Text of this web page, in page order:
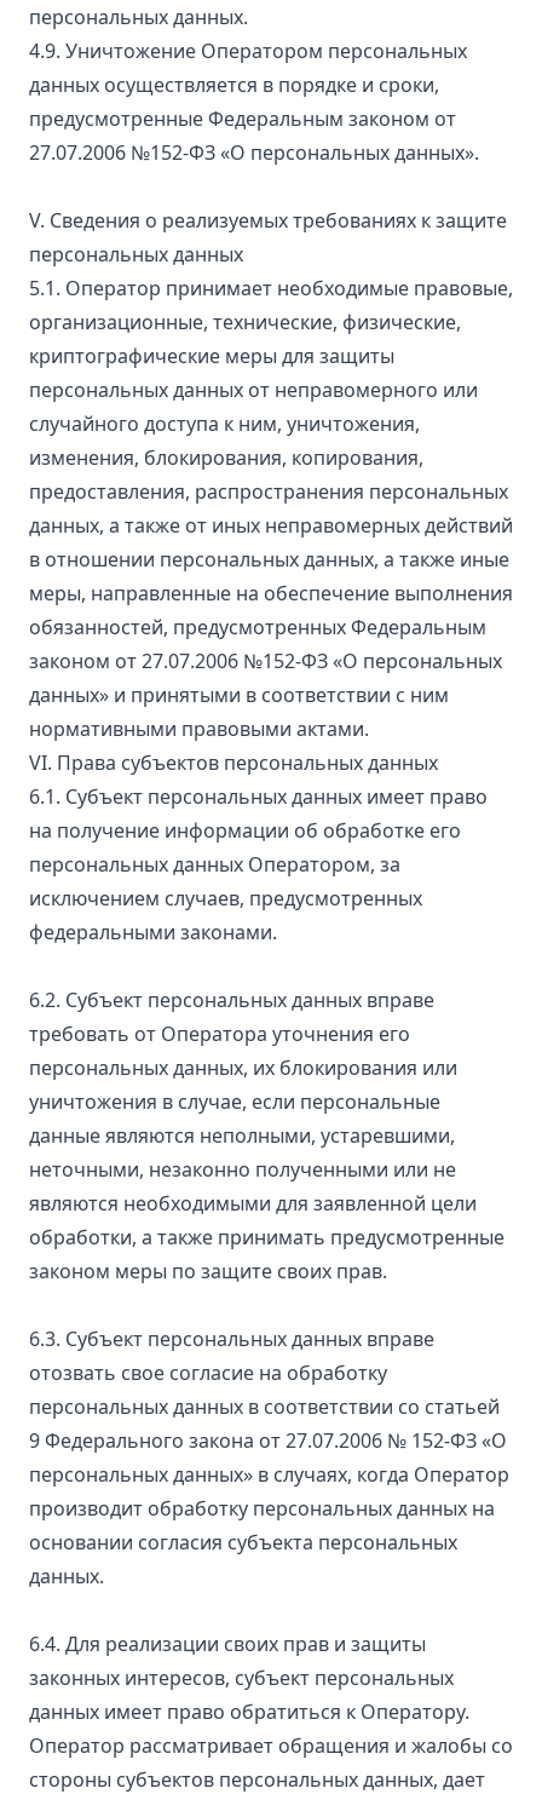
персональных данных.
4.9. Уничтожение Оператором персональных
данных осуществляется в порядке и сроки,
предусмотренные Федеральным законом от
27.07.2006 №152-ФЗ «О персональных данных».
V. Сведения о реализуемых требованиях к защите
персональных данных
5.1. Оператор принимает необходимые правовые,
организационные, технические, физические,
криптографические меры для защиты
персональных данных от неправомерного или
случайного доступа к ним, уничтожения,
изменения, блокирования, копирования,
предоставления, распространения персональных
данных, а также от иных неправомерных действий
в отношении персональных данных, а также иные
меры, направленные на обеспечение выполнения
обязанностей, предусмотренных Федеральным
законом от 27.07.2006 №152-ФЗ «О персональных
данных» и принятыми в соответствии с ним
нормативными правовыми актами.
VI. Права субъектов персональных данных
6.1. Субъект персональных данных имеет право
на получение информации об обработке его
персональных данных Оператором, за
исключением случаев, предусмотренных
федеральными законами.
6.2. Субъект персональных данных вправе
требовать от Оператора уточнения его
персональных данных, их блокирования или
уничтожения в случае, если персональные
данные являются неполными, устаревшими,
неточными, незаконно полученными или не
являются необходимыми для заявленной цели
обработки, а также принимать предусмотренные
законом меры по защите своих прав.
6.3. Субъект персональных данных вправе
отозвать свое согласие на обработку
персональных данных в соответствии со статьей
9 Федерального закона от 27.07.2006 № 152-ФЗ «О
персональных данных» в случаях, когда Оператор
производит обработку персональных данных на
основании согласия субъекта персональных
данных.
6.4. Для реализации своих прав и защиты
законных интересов, субъект персональных
данных имеет право обратиться к Оператору.
Оператор рассматривает обращения и жалобы со
стороны субъектов персональных данных, дает